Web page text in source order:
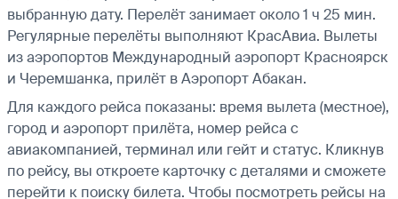
выбранную дату. Перелёт занимает около 1 ч 25 мин.
Регулярные перелёты выполняют КрасАвиа. Вылеты
из аэропортов Международный аэропорт Красноярск
и Черемшанка, прилёт в Аэропорт Абакан.
Для каждого рейса показаны: время вылета (местное),
город и аэропорт прилёта, номер рейса с
авиакомпанией, терминал или гейт и статус. Кликнув
по рейсу, вы откроете карточку с деталями и сможете
перейти к поиску билета. Чтобы посмотреть рейсы на